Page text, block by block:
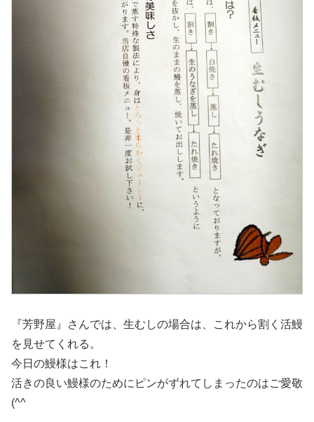
『芳野屋』さんでは、生むしの場合は、これから割く活鰻
を見せてくれる。
今日の鰻様はこれ！
活きの良い鰻様のためにピンがずれてしまったのはご愛敬
(^^ゞ